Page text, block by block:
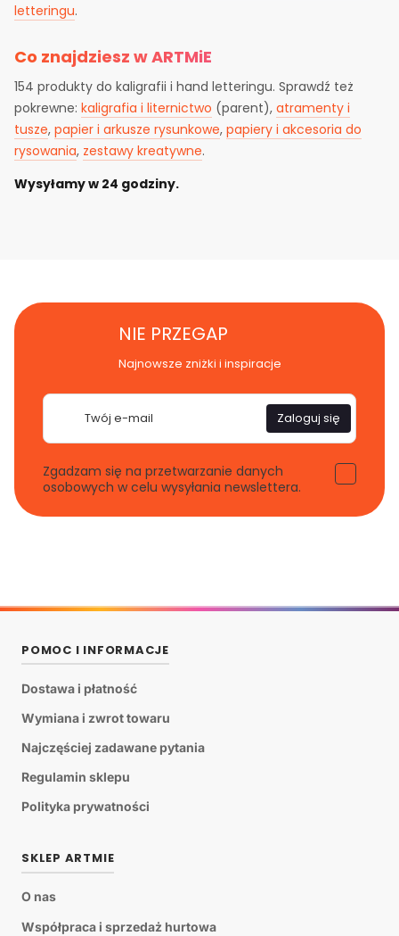
letteringu.
Co znajdziesz w ARTMiE
154 produkty do kaligrafii i hand letteringu. Sprawdź też
pokrewne: kaligrafia i liternictwo (parent), atramenty i
tusze, papier i arkusze rysunkowe, papiery i akcesoria do
rysowania, zestawy kreatywne.
Wysyłamy w 24 godziny.
NIE PRZEGAP
Najnowsze zniżki i inspiracje
Zaloguj się
Zgadzam się na przetwarzanie danych
osobowych w celu wysyłania newslettera.
POMOC I INFORMACJE
Dostawa i płatność
Wymiana i zwrot towaru
Najczęściej zadawane pytania
Regulamin sklepu
Polityka prywatności
SKLEP ARTMIE
O nas
Współpraca i sprzedaż hurtowa